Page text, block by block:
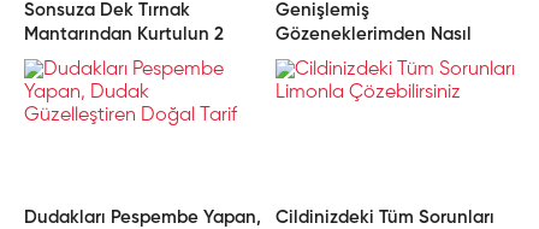
Sonsuza Dek Tırnak
Mantarından Kurtulun 2
Malzemeli Tarif
Genişlemiş
Gözeneklerimden Nasıl
Kurtuldum?
Dudakları Pespembe Yapan,
Cildinizdeki Tüm Sorunları